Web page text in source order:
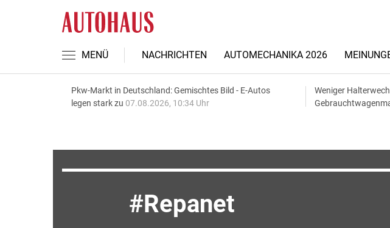
MENÜ NACHRICHTEN AUTOMECHANIKA 2026
Pkw-Markt in Deutschland: Gemischtes Bild - E-Autos
legen stark zu 07.08.2026, 10:34 Uhr
Weniger
Repanet